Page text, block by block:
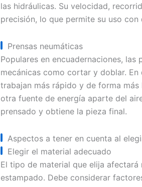
las hidráulicas. Su velocidad,
precisión, lo que permite su uso
Prensas neumáticas
Populares en encuadernaciones,
mecánicas como cortar y doblar.
trabajan más rápido y de forma
otra fuente de energía aparte del
prensado y obtiene la pieza final.
Aspectos a tener en cuenta al
Elegir el material adecuado
El tipo de material que elija
estampado. Debe considerar